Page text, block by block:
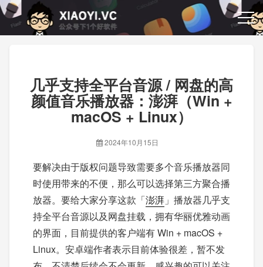
几乎支持全平台音源 / 网盘的高
颜值音乐播放器：澎湃（Win +
macOS + Linux）
2024年10月15日
要解决由于版权问题导致需要多个音乐播放器同
时使用带来的不便，那么可以选择第三方聚合播
放器。要给大家分享这款「澎湃 」播放器几乎支
持全平台音源以及网盘挂载，拥有华丽优雅动画
的界面，目前提供的客户端有 Win + macOS +
Linux。安卓端作者表示目前体验很差，暂不发